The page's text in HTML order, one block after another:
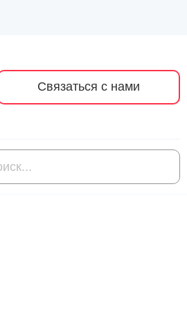
Связаться с нами